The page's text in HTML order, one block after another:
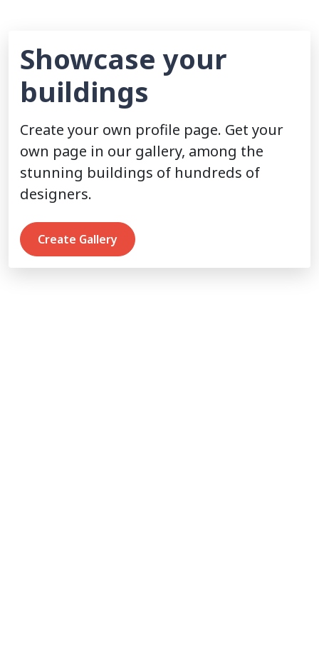
Showcase your
buildings
Create your own profile page. Get your
own page in our gallery, among the
stunning buildings of hundreds of
designers.
Create Gallery